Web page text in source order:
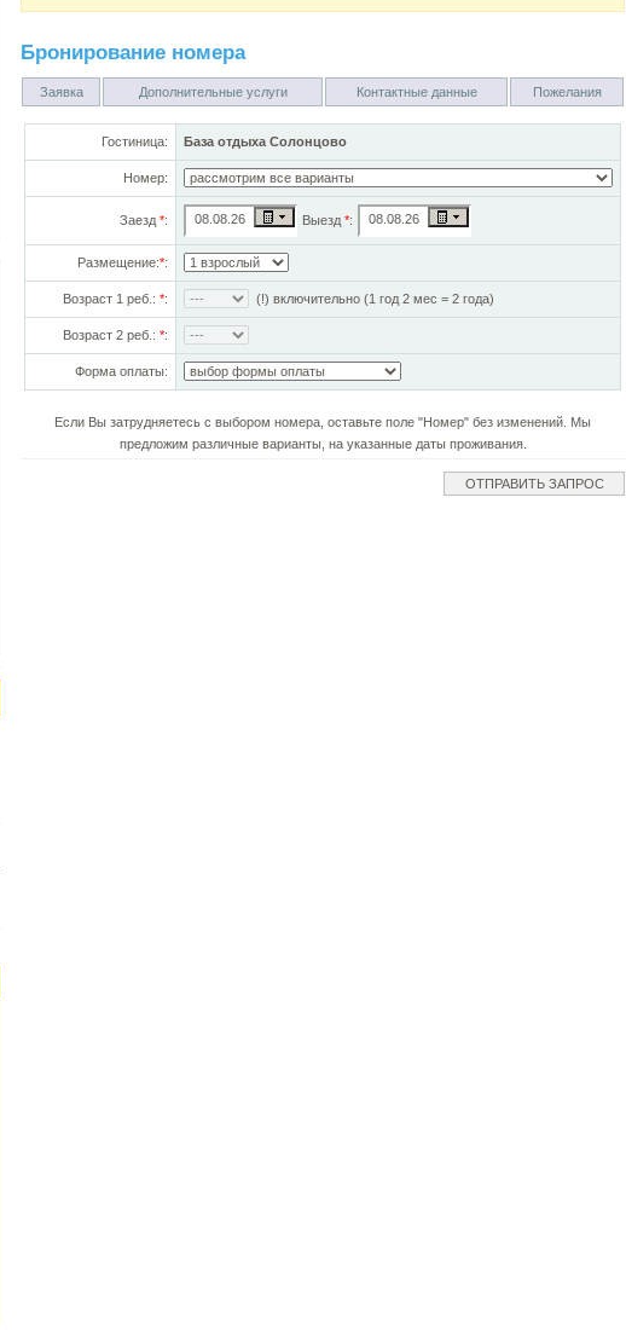
Бронирование номера
Заявка Дополнительные услуги Контактные данные Пожелания
Гостиница: База отдыха Солонцово
Номер:
Заезд *: Выезд *:
Размещение:*:
Возраст 1 реб.: *: (!) включительно (1 год 2 мес = 2 года)
Возраст 2 реб.: *:
Форма оплаты:
Если Вы затрудняетесь с выбором номера, оставьте поле "Номер" без изменений. Мы
предложим различные варианты, на указанные даты проживания.